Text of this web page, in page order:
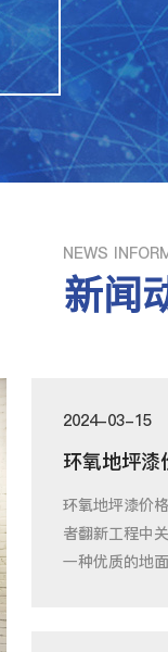
NEWS
新闻
2024-03-15
环氧地坪漆
环氧地坪漆价
者翻新工程中
一种优质的地